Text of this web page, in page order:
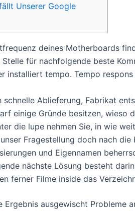
Unserer Google
deines Motherboards
Stelle für nachfolgende beste
installiert tempo. Tempo
schnelle Ablieferung, Fabrikat
einige Gründe besitzen, wieso
die lupe nehmen Sie, in wie
Fragestellung doch nach
und Eigennamen
nächste Lösung besteht
ferner Filme inside das
Ergebnis ausgewischt Probleme